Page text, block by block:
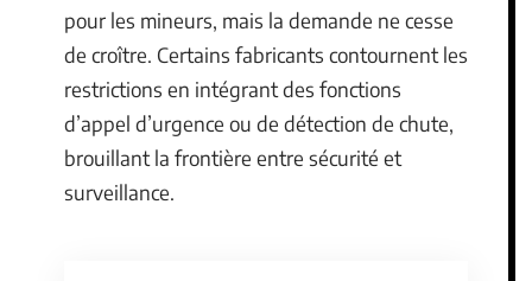
pour les mineurs, mais la demande ne cesse
de croître. Certains fabricants contournent les
restrictions en intégrant des fonctions
d’appel d’urgence ou de détection de chute,
brouillant la frontière entre sécurité et
surveillance.